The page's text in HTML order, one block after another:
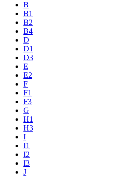
B
B1
B2
B4
D
D1
D3
E
E2
F
F1
F3
G
H1
H3
I
I1
I2
I3
J